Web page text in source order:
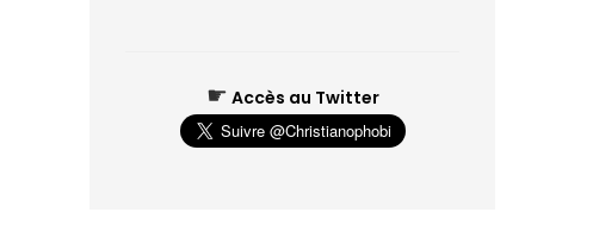
☛ Accès au Twitter